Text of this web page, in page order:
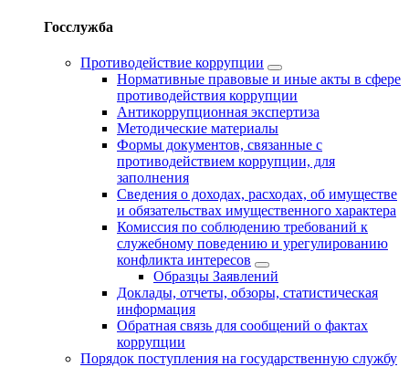
Госслужба
Противодействие коррупции
Нормативные правовые и иные акты в сфере
противодействия коррупции
Антикоррупционная экспертиза
Методические материалы
Формы документов, связанные с
противодействием коррупции, для
заполнения
Сведения о доходах, расходах, об имуществе
и обязательствах имущественного характера
Комиссия по соблюдению требований к
служебному поведению и урегулированию
конфликта интересов
Образцы Заявлений
Доклады, отчеты, обзоры, статистическая
информация
Обратная связь для сообщений о фактах
коррупции
Порядок поступления на государственную службу